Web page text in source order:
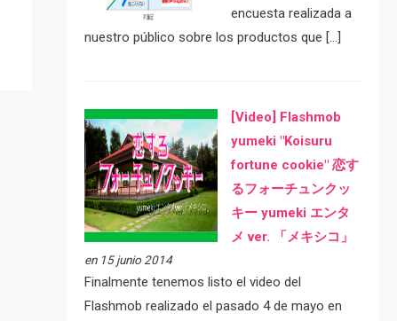
encuesta realizada a
nuestro público sobre los productos que […]
[Video] Flashmob
yumeki "Koisuru
fortune cookie" 恋す
るフォーチュンクッ
キー yumeki エンタ
メ ver. 「メキシコ」
en 15 junio 2014
Finalmente tenemos listo el video del
Flashmob realizado el pasado 4 de mayo en